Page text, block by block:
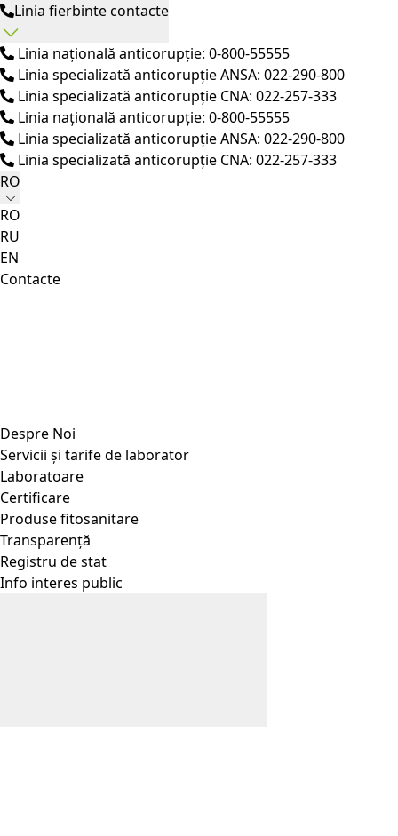
Linia fierbinte contacte
Linia națională anticorupție: 0-800-55555
Linia specializată anticorupție ANSA: 022-290-800
Linia specializată anticorupție CNA: 022-257-333
Linia națională anticorupție: 0-800-55555
Linia specializată anticorupție ANSA: 022-290-800
Linia specializată anticorupție CNA: 022-257-333
RO
RO
RU
EN
Contacte
Despre Noi
Servicii și tarife de laborator
Laboratoare
Certificare
Produse fitosanitare
Transparență
Registru de stat
Info interes public